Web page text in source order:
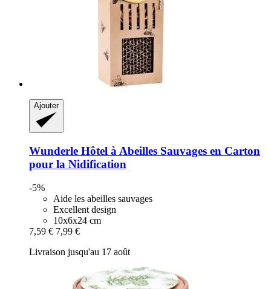
Ajouter
Wunderle Hôtel à Abeilles Sauvages en Carton
pour la Nidification
-5%
Aide les abeilles sauvages
Excellent design
10x6x24 cm
7,59 € 7,99 €
Livraison jusqu'au 17 août